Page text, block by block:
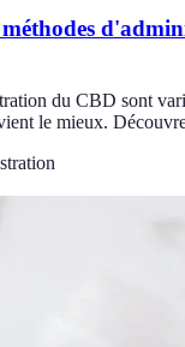
du CBD sont
le mieux.